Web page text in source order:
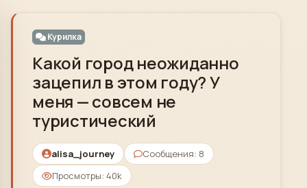
Курилка
Какой город неожиданно
зацепил в этом году? У
меня — совсем не
туристический
alisa_journey
Сообщения: 8
Просмотры: 40k